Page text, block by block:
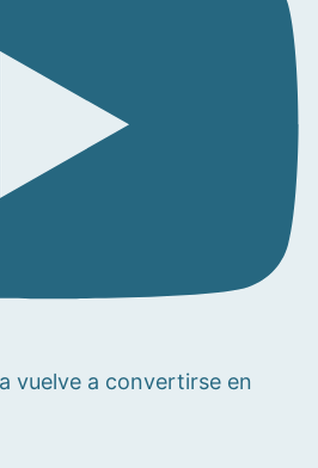
vuelve a convertirse en